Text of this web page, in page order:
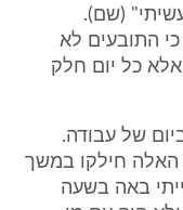
(שם).
התובעים לא
אלא כל יום חלק
של 7 עד 8 שעות ביום של עבודה.
האלה חילקו במשך
באה בשעה